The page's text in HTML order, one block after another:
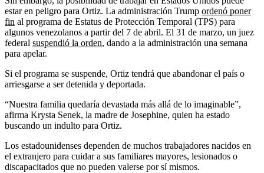
estar en peligro para Ortiz. La administración Trump ordenó poner
fin al programa de Estatus de Protección Temporal (TPS) para
algunos venezolanos a partir del 7 de abril. El 31 de marzo, un juez
federal suspendió la orden, dando a la administración una semana
para apelar.
Si el programa se suspende, Ortiz tendrá que abandonar el país o
arriesgarse a ser detenida y deportada.
“Nuestra familia quedaría devastada más allá de lo imaginable”,
afirma Krysta Senek, la madre de Josephine, quien ha estado
buscando un indulto para Ortiz.
Los estadounidenses dependen de muchos trabajadores nacidos en
el extranjero para cuidar a sus familiares mayores, lesionados o
discapacitados que no pueden valerse por sí mismos.